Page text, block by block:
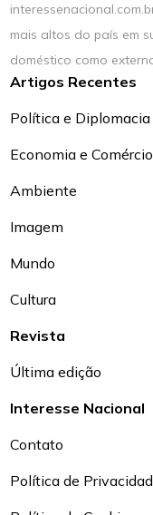
mais altos do país em
doméstico como
Artigos Recentes
Política e Diplomacia
Economia e Comércio
Ambiente
Imagem
Mundo
Cultura
Revista
Última edição
Interesse Nacional
Contato
Política de